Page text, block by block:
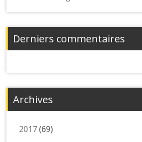
Derniers commentaires
Archives
2017(69)